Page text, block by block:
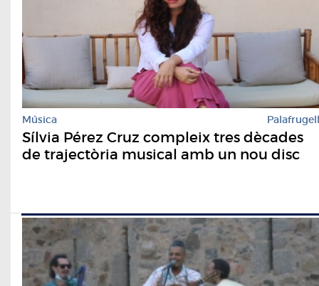
Música Palafrugell
Sílvia Pérez Cruz compleix tres dècades
de trajectòria musical amb un nou disc